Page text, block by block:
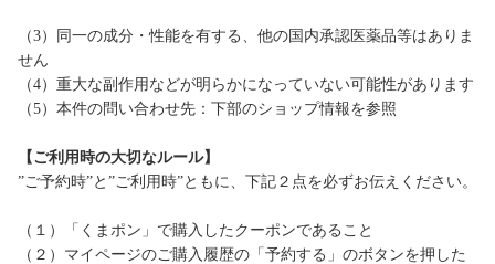
（3）同一の成分・性能を有する、他の国内承認医薬品等はありま
せん
（4）重大な副作用などが明らかになっていない可能性があります
（5）本件の問い合わせ先：下部のショップ情報を参照
【ご利用時の大切なルール】
”ご予約時”と”ご利用時”ともに、下記２点を必ずお伝えください。
（１）「くまポン」で購入したクーポンであること
（２）マイページのご購入履歴の「予約する」のボタンを押した